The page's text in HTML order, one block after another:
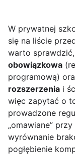
W prywatnej
się na liście
warto sprawdzić,
obowiązkowa
programową)
rozszerzenia i
więc zapytać o
prowadzone
„omawiane”
wyrównanie
pogłębienie